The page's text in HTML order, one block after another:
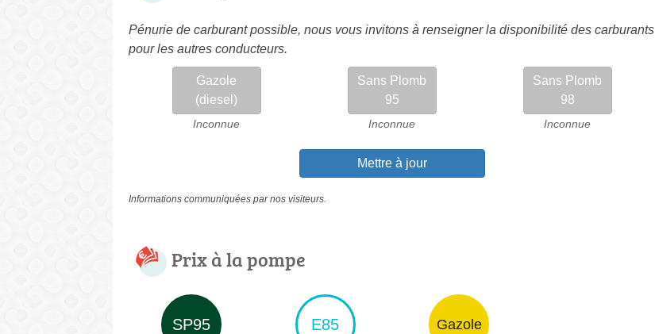
Pénurie de carburant possible, nous vous invitons à renseigner la disponibilité des carburants
pour les autres conducteurs.
Gazole
(diesel)
Inconnue
Sans Plomb
95
Inconnue
Sans Plomb
98
Inconnue
Mettre à jour
Informations communiquées par nos visiteurs.
Prix à la pompe
SP95 E85 Gazole